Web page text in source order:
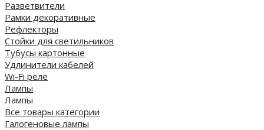
Разветвители
Рамки декоративные
Рефлекторы
Стойки для светильников
Тубусы картонные
Удлинители кабелей
Wi-Fi реле
Лампы
Лампы
Все товары категории
Галогеновые лампы